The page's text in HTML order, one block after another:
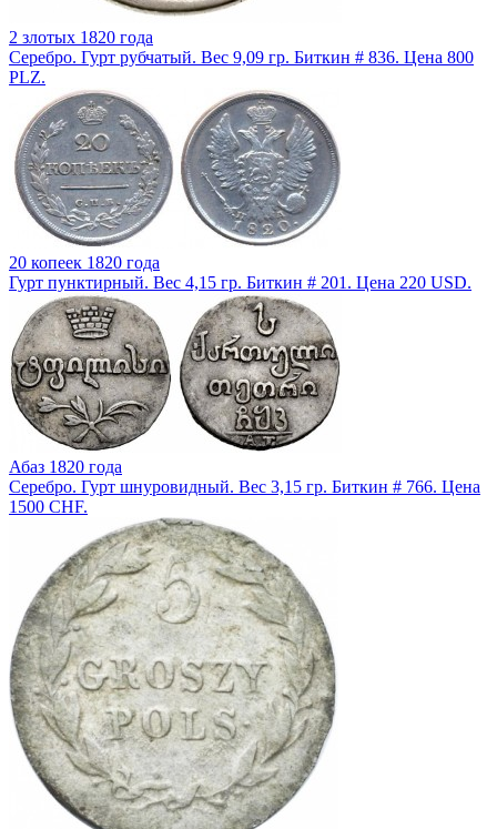
2 злотых 1820 года
Серебро. Гурт рубчатый. Вес 9,09 гр. Биткин # 836. Цена 800
PLZ.
20 копеек 1820 года
Гурт пунктирный. Вес 4,15 гр. Биткин # 201. Цена 220 USD.
Абаз 1820 года
Серебро. Гурт шнуровидный. Вес 3,15 гр. Биткин # 766. Цена
1500 CHF.